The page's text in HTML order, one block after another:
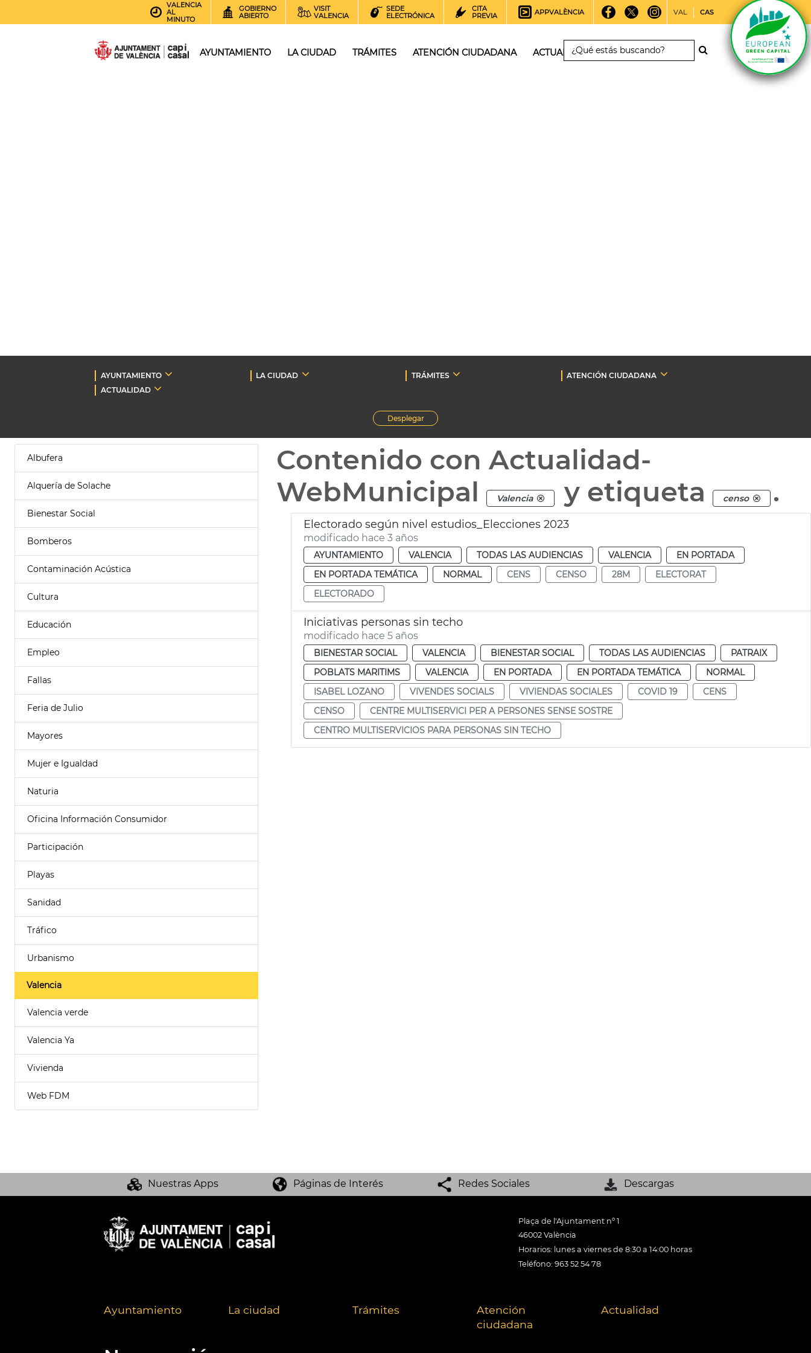
VALENCIA
AL
MINUTO
GOBIERNO
ABIERTO
VISIT
VALENCIA
SEDE
ELECTRÓNICA
CITA
PREVIA
APPVALÈNCIA VAL CAS
AYUNTAMIENTO LA CIUDAD TRÁMITES ATENCIÓN CIUDADANA ACTUALIDAD
AYUNTAMIENTO LA CIUDAD TRÁMITES
ATENCIÓN CIUDADANA
ACTUALIDAD
Desplegar
Albufera
Alquería de Solache
Bienestar Social
Bomberos
Contaminación Acústica
Cultura
Educación
Empleo
Fallas
Feria de Julio
Mayores
Mujer e Igualdad
Naturia
Oficina Información Consumidor
Participación
Playas
Sanidad
Tráfico
Urbanismo
Valencia
Valencia verde
Valencia Ya
Vivienda
Web FDM
Contenido con Actualidad-
WebMunicipal
Valencia y etiqueta censo .
Electorado según nivel estudios_Elecciones 2023
modificado hace 3 años
AYUNTAMIENTO VALENCIA TODAS LAS AUDIENCIAS VALENCIA
EN PORTADA
EN PORTADA TEMÁTICA
NORMAL CENS CENSO 28M
ELECTORAT
ELECTORADO
Iniciativas personas sin techo
modificado hace 5 años
BIENESTAR SOCIAL VALENCIA BIENESTAR SOCIAL TODAS LAS AUDIENCIAS
PATRAIX
POBLATS MARITIMS
VALENCIA EN PORTADA EN PORTADA TEMÁTICA
NORMAL
ISABEL LOZANO
VIVENDES SOCIALS VIVIENDAS SOCIALES COVID 19
CENS
CENSO
CENTRE MULTISERVICI PER A PERSONES SENSE SOSTRE
CENTRO MULTISERVICIOS PARA PERSONAS SIN TECHO
Nuestras Apps Páginas de Interés Redes Sociales Descargas
Plaça de l'Ajuntament nº 1
46002 València
Horarios: lunes a viernes de 8:30 a 14:00 horas
Teléfono: 963 52 54 78
Ayuntamiento La ciudad Trámites
Atención
ciudadana
Actualidad